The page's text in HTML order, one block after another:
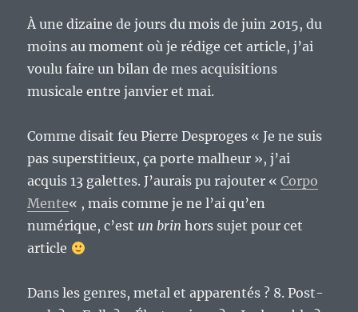
À une dizaine de jours du mois de juin 2015, du
moins au moment où je rédige cet article, j’ai
voulu faire un bilan de mes acquisitions
musicale entre janvier et mai.
Comme disait feu Pierre Desproges « Je ne suis
pas superstitieux, ça porte malheur », j’ai
acquis 13 galettes. J’aurais pu rajouter «Corpo
Mente« , mais comme je ne l’ai qu’en
numérique, c’est un brin hors sujet pour cet
article
Dans les genres, metal et apparentés ? 8. Post-